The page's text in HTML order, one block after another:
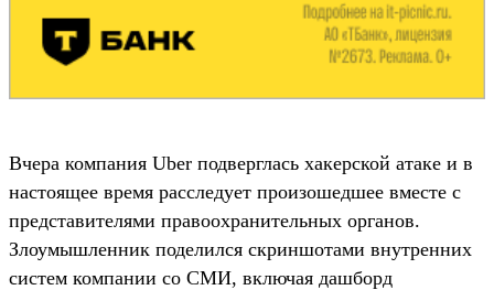
Вчера компания Uber подверглась хакерской атаке и в
настоящее время расследует произошедшее вместе с
представителями правоохранительных органов.
Злоумышленник поделился скриншотами внутренних
систем компании со СМИ, включая дашборд